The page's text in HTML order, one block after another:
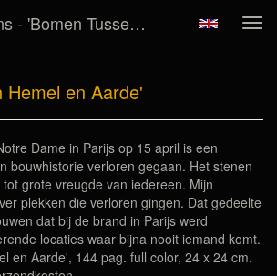
Chrys Steegmans - 'Bomen Tussen Hemel En Aarde'
Hemel en Aarde'
Dame in Parijs op 15 april is een
bouwhistorie verloren gegaan. Het stenen
grote vreugde van iedereen. Mijn
plekken die verloren gingen. Dat gedeelte
dat bij de brand in Parijs werd
locaties waar bijna nooit iemand komt.
en Aarde', 144 pag. full color, 24 x 24 cm.